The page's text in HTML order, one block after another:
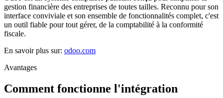
gestion financière des entreprises de toutes tailles. Reconnu pour son
interface conviviale et son ensemble de fonctionnalités complet, c'est
un outil fiable pour tout gérer, de la comptabilité à la conformité
fiscale.
En savoir plus sur: odoo.com
Avantages
Comment fonctionne l'intégration